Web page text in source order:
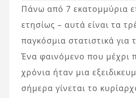
Πάνω από 7 εκατομμύρια
ετησίως – αυτά είναι τα
παγκόσμια στατιστικά για
Ένα φαινόμενο που μέχρι
χρόνια ήταν μια
σήμερα γίνεται το